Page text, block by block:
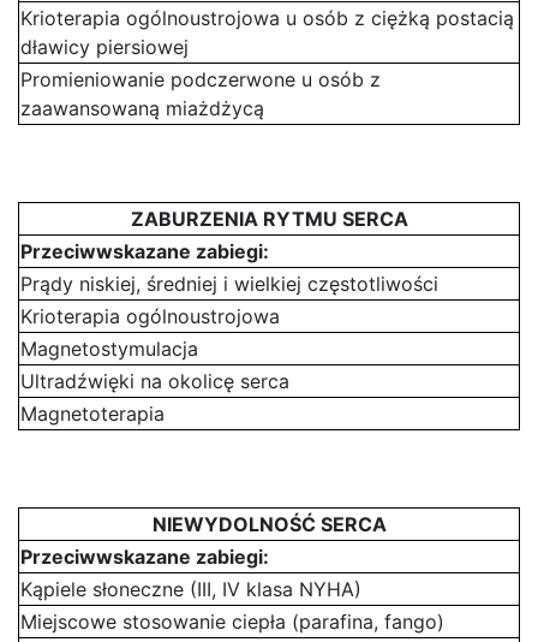
Krioterapia ogólnoustrojowa u osób z ciężką postacią
dławicy piersiowej
Promieniowanie podczerwone u osób z
zaawansowaną miażdżycą
ZABURZENIA RYTMU SERCA
Przeciwwskazane zabiegi:
Prądy niskiej, średniej i wielkiej częstotliwości
Krioterapia ogólnoustrojowa
Magnetostymulacja
Ultradźwięki na okolicę serca
Magnetoterapia
NIEWYDOLNOŚĆ SERCA
Przeciwwskazane zabiegi:
Kąpiele słoneczne (III, IV klasa NYHA)
Miejscowe stosowanie ciepła (parafina, fango)